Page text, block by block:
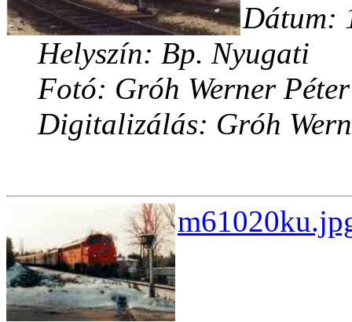
Dátum:
Helyszín: Bp. Nyugati
Fotó: Gróh Werner Péter
Digitalizálás: Gróh